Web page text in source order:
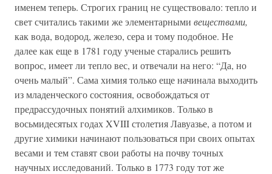
именем теперь. Строгих границ не существовало: тепло и
свет считались такими же элементарными веществами,
как вода, водород, железо, сера и тому подобное. Не
далее как еще в 1781 году ученые старались решить
вопрос, имеет ли тепло вес, и отвечали на него: “Да, но
очень малый”. Сама химия только еще начинала выходить
из младенческого состояния, освобождаться от
предрассудочных понятий алхимиков. Только в
восьмидесятых годах XVIII столетия Лавуазье, а потом и
другие химики начинают пользоваться при своих опытах
весами и тем ставят свои работы на почву точных
научных исследований. Только в 1773 году тот же